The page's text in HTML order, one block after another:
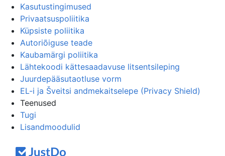
Kasutustingimused
Privaatsuspoliitika
Küpsiste poliitika
Autoriõiguse teade
Kaubamärgi poliitika
Lähtekoodi kättesaadavuse litsentsileping
Juurdepääsutaotluse vorm
EL-i ja Šveitsi andmekaitselepe (Privacy Shield)
Teenused
Tugi
Lisandmoodulid